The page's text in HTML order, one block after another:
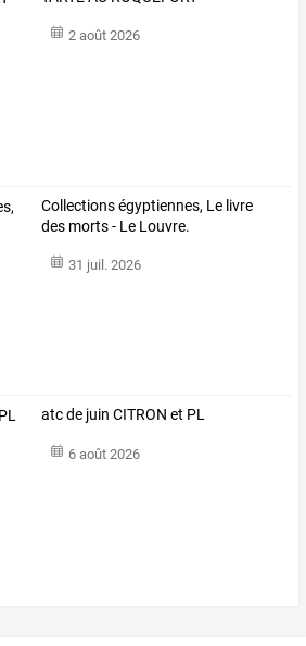
2 août 2026
Collections égyptiennes, Le livre
des morts - Le Louvre.
31 juil. 2026
atc de juin CITRON et PL
6 août 2026